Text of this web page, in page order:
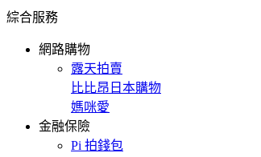
綜合服務
網路購物
露天拍賣
比比昂日本購物
媽咪愛
金融保險
Pi 拍錢包